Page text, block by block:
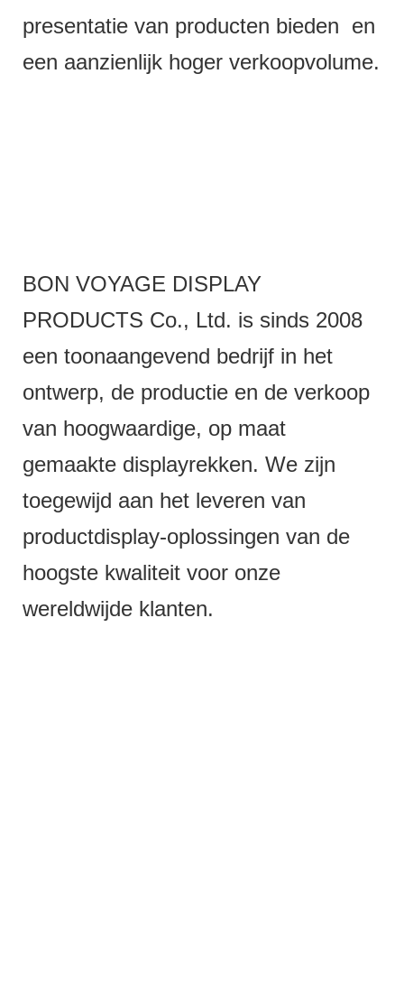
presentatie van producten bieden en
een aanzienlijk hoger verkoopvolume.
BON VOYAGE DISPLAY
PRODUCTS Co., Ltd. is sinds 2008
een toonaangevend bedrijf in het
ontwerp, de productie en de verkoop
van hoogwaardige, op maat
gemaakte displayrekken. We zijn
toegewijd aan het leveren van
productdisplay-oplossingen van de
hoogste kwaliteit voor onze
wereldwijde klanten.